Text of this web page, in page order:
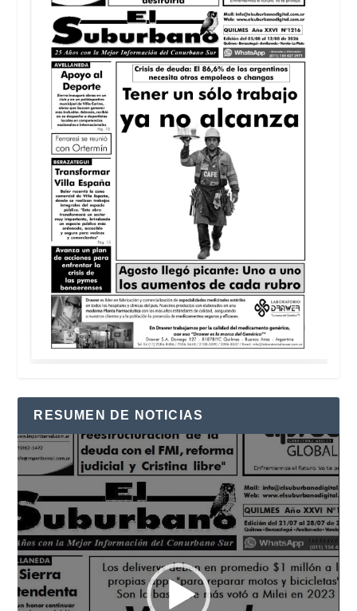
RESUMEN DE NOTICIAS
Reproductor
de
vídeo